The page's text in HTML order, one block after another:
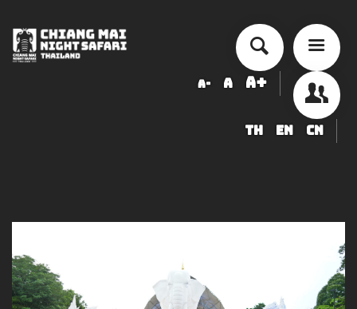
A- A A+
TH EN CN
أخبار التوظيف
LOGIN